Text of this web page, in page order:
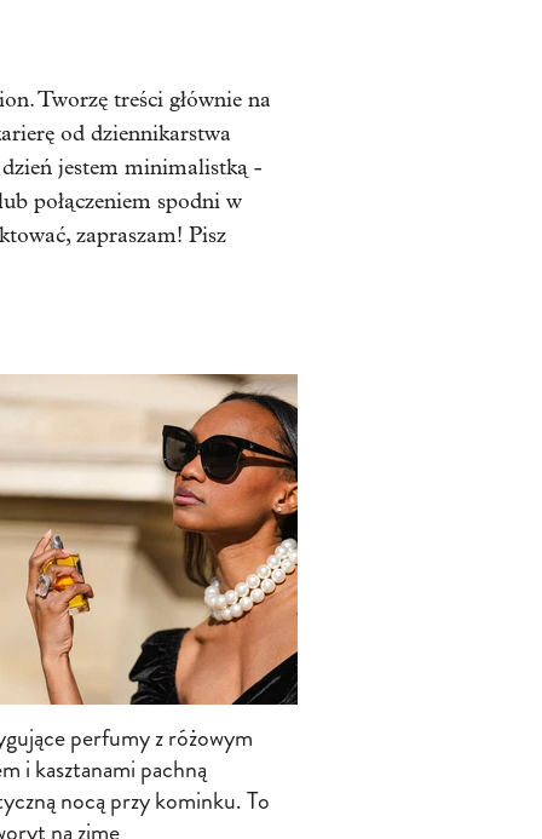
Tworzę treści głównie na
od dziennikarstwa
dzień jestem minimalistką -
połączeniem spodni w
zapraszam! Pisz
perfumy z różowym
i kasztanami pachną
nocą przy kominku. To